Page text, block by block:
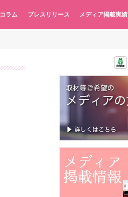
コラム プレスリリース メディア掲載実績